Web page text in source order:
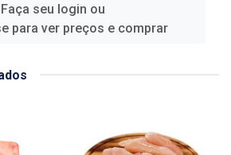
Faça seu login ou
para ver preços e comprar